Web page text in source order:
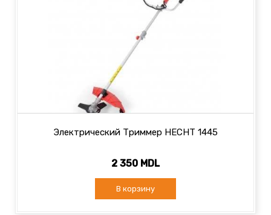
Электрический Триммер HECHT 1445
2 350 MDL
В корзину